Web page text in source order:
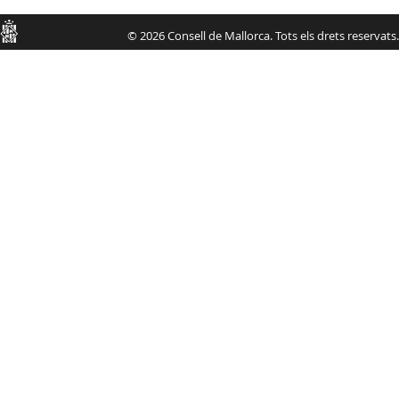
Consell
© 2026 Consell de Mallorca. Tots els drets reservats.